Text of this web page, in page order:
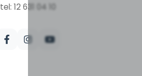
tel: 12 631 04 10